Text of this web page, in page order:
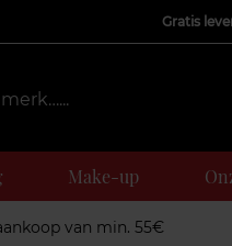
Gratis
Make-up
van min. 55€